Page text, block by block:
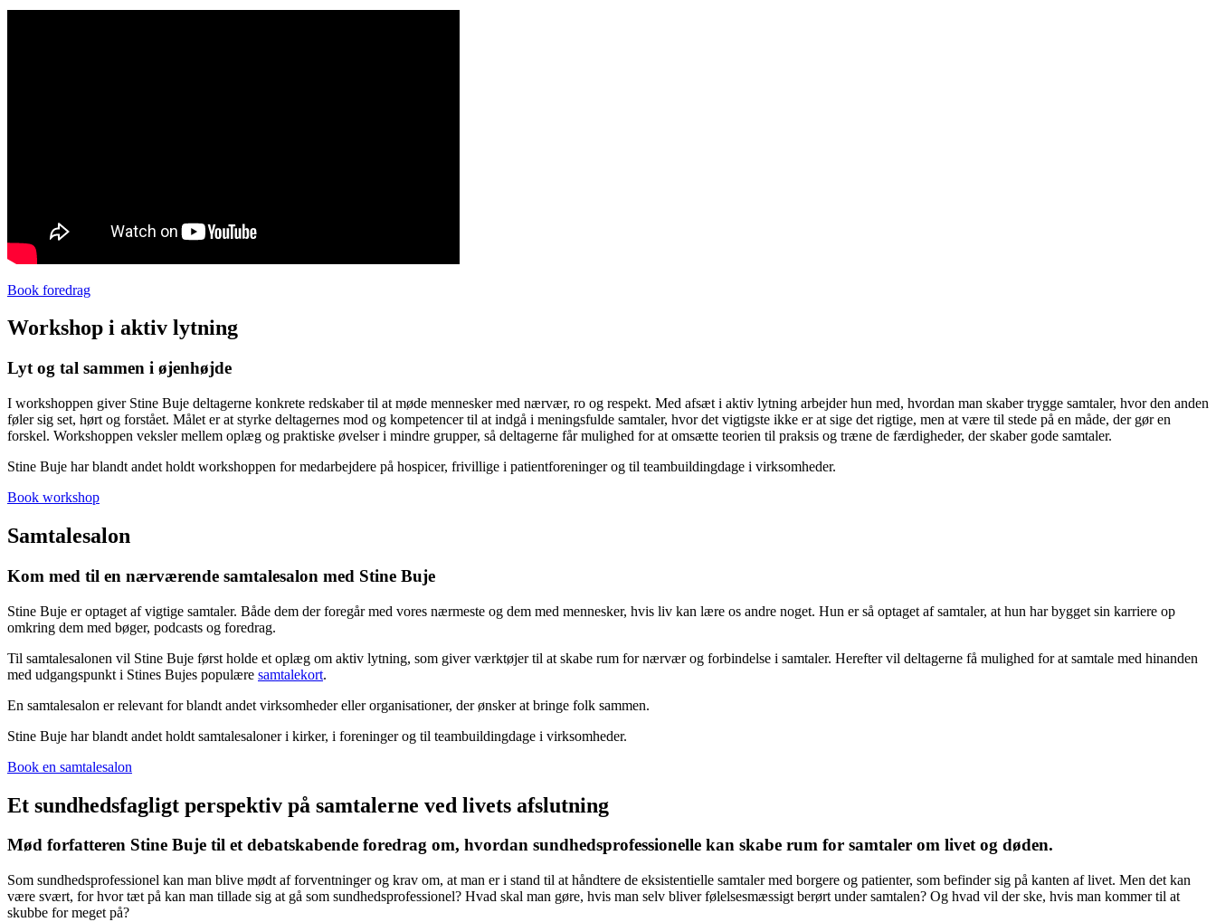
Book foredrag
Workshop i aktiv lytning
Lyt og tal sammen i øjenhøjde
I workshoppen giver Stine Buje deltagerne konkrete redskaber til at møde mennesker med nærvær, ro og respekt. Med afsæt i aktiv lytning arbejder hun med, hvordan man skaber trygge samtaler, hvor den anden
føler sig set, hørt og forstået. Målet er at styrke deltagernes mod og kompetencer til at indgå i meningsfulde samtaler, hvor det vigtigste ikke er at sige det rigtige, men at være til stede på en måde, der gør en
forskel. Workshoppen veksler mellem oplæg og praktiske øvelser i mindre grupper, så deltagerne får mulighed for at omsætte teorien til praksis og træne de færdigheder, der skaber gode samtaler.
Stine Buje har blandt andet holdt workshoppen for medarbejdere på hospicer, frivillige i patientforeninger og til teambuildingdage i virksomheder.
Book workshop
Samtalesalon
Kom med til en nærværende samtalesalon med Stine Buje
Stine Buje er optaget af vigtige samtaler. Både dem der foregår med vores nærmeste og dem med mennesker, hvis liv kan lære os andre noget. Hun er så optaget af samtaler, at hun har bygget sin karriere op
omkring dem med bøger, podcasts og foredrag.
Til samtalesalonen vil Stine Buje først holde et oplæg om aktiv lytning, som giver værktøjer til at skabe rum for nærvær og forbindelse i samtaler. Herefter vil deltagerne få mulighed for at samtale med hinanden
med udgangspunkt i Stines Bujes populære samtalekort.
En samtalesalon er relevant for blandt andet virksomheder eller organisationer, der ønsker at bringe folk sammen.
Stine Buje har blandt andet holdt samtalesaloner i kirker, i foreninger og til teambuildingdage i virksomheder.
Book en samtalesalon
Et sundhedsfagligt perspektiv på samtalerne ved livets afslutning
Mød forfatteren Stine Buje til et debatskabende foredrag om, hvordan sundhedsprofessionelle kan skabe rum for samtaler om livet og døden.
Som sundhedsprofessionel kan man blive mødt af forventninger og krav om, at man er i stand til at håndtere de eksistentielle samtaler med borgere og patienter, som befinder sig på kanten af livet. Men det kan
være svært, for hvor tæt på kan man tillade sig at gå som sundhedsprofessionel? Hvad skal man gøre, hvis man selv bliver følelsesmæssigt berørt under samtalen? Og hvad vil der ske, hvis man kommer til at
skubbe for meget på?